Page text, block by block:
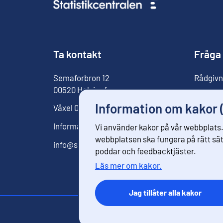
Information om kakor
Vi använder kakor på vår
webbplatsen ska fungera på rätt
poddar och feedbacktjäster.
Läs mer om kakor.
Jag tillåter alla kakor
Ta kontakt
Semaforbron 12
00520 Helsingfors
Växel 029 551 1000
Informationstjänst029 551 2220
info@stat.fi
Fråga